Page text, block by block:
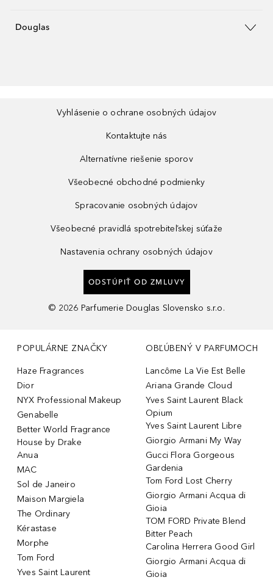
Douglas
Vyhlásenie o ochrane osobných údajov
Kontaktujte nás
Alternatívne riešenie sporov
Všeobecné obchodné podmienky
Spracovanie osobných údajov
Všeobecné pravidlá spotrebiteľskej súťaže
Nastavenia ochrany osobných údajov
ODSTÚPIŤ OD ZMLUVY
© 2026 Parfumerie Douglas Slovensko s.r.o.
POPULÁRNE ZNAČKY
Haze Fragrances
Dior
NYX Professional Makeup
Genabelle
Better World Fragrance
House by Drake
Anua
MAC
Sol de Janeiro
Maison Margiela
The Ordinary
Kérastase
Morphe
Tom Ford
Yves Saint Laurent
OBĽÚBENÝ V PARFUMOCH
Lancôme La Vie Est Belle
Ariana Grande Cloud
Yves Saint Laurent Black
Opium
Yves Saint Laurent Libre
Giorgio Armani My Way
Gucci Flora Gorgeous
Gardenia
Tom Ford Lost Cherry
Giorgio Armani Acqua di
Gioia
TOM FORD Private Blend
Bitter Peach
Carolina Herrera Good Girl
Giorgio Armani Acqua di
Gioia